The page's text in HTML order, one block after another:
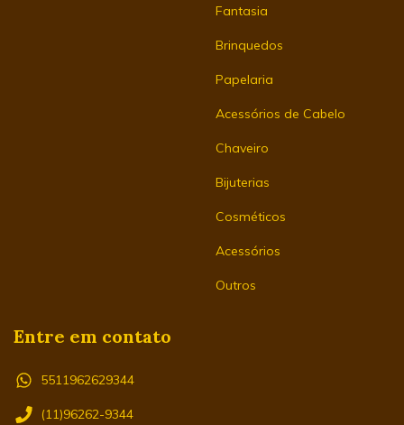
Fantasia
Brinquedos
Papelaria
Acessórios de Cabelo
Chaveiro
Bijuterias
Cosméticos
Acessórios
Outros
Entre em contato
5511962629344
(11)96262-9344